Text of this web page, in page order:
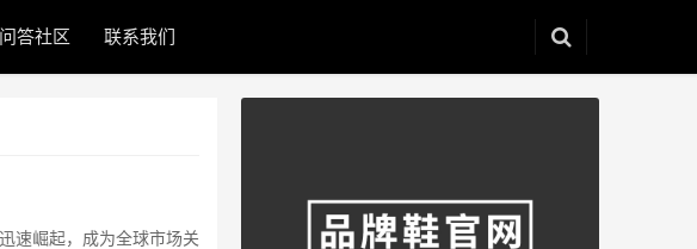
问答社区 联系我们
速崛起，成为全球市场关